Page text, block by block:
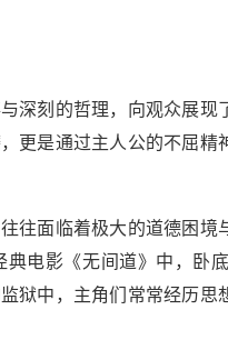
深刻的哲理，向观众展
更是通过主人公的不屈
往面临着极大的道德困
电影《无间道》中，卧
狱中，主角们常常经历